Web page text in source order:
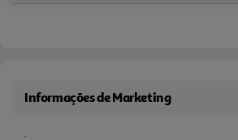
Informações de Marketing
.